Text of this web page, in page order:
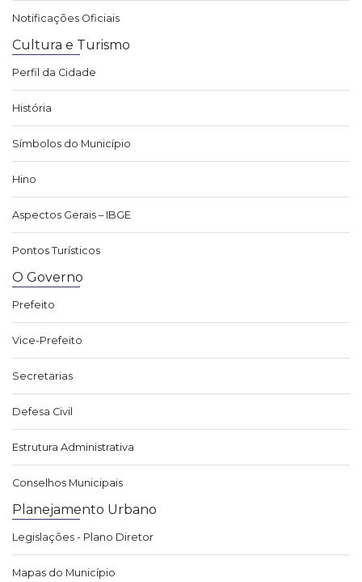
Notificações Oficiais
Cultura e Turismo
Perfil da Cidade
História
Símbolos do Município
Hino
Aspectos Gerais – IBGE
Pontos Turísticos
O Governo
Prefeito
Vice-Prefeito
Secretarias
Defesa Civil
Estrutura Administrativa
Conselhos Municipais
Planejamento Urbano
Legislações - Plano Diretor
Mapas do Município